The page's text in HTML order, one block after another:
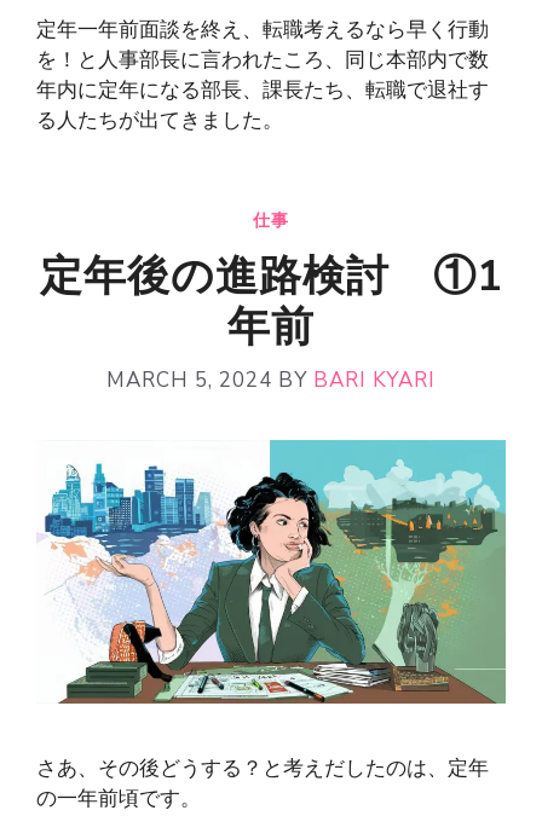
定年一年前面談を終え、転職考えるなら早く行動
を！と人事部長に言われたころ、同じ本部内で数
年内に定年になる部長、課長たち、転職で退社す
る人たちが出てきました。
仕事
定年後の進路検討 ①1
年前
MARCH 5, 2024 BY BARI KYARI
さあ、その後どうする？と考えだしたのは、定年
の一年前頃です。